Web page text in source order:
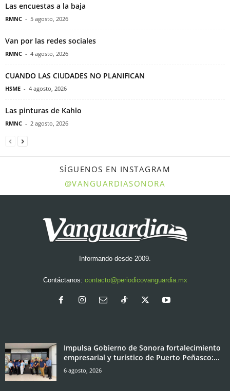
Las encuestas a la baja
RMNC - 5 agosto, 2026
Van por las redes sociales
RMNC - 4 agosto, 2026
CUANDO LAS CIUDADES NO PLANIFICAN
HSME - 4 agosto, 2026
Las pinturas de Kahlo
RMNC - 2 agosto, 2026
SÍGUENOS EN INSTAGRAM
@VANGUARDIASONORA
Informando desde 2009.
Contáctanos: contacto@periodicovanguardia.mx
Impulsa Gobierno de Sonora fortalecimiento
empresarial y turístico de Puerto Peñasco:...
6 agosto, 2026